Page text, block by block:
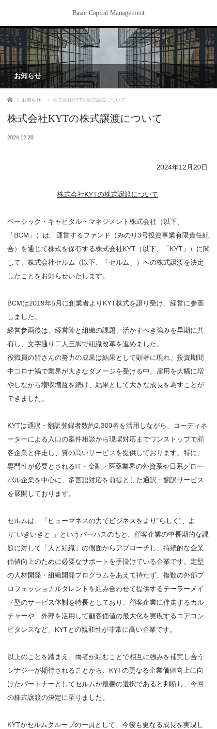
Basic Capital Management
お知らせ
ホーム お知らせ 株式会社KYTの株式譲渡について
株式会社KYTの株式譲渡について
2024.12.20
2024年12 月 20日
株式会社KYTの株式譲渡について
ベーシック・キャピタル・マネジメント株式会社（以下、
「BCM」）は、運営するファンド（みのり3号投資事業有限責任組
合）を通じて株式を保有する株式会社KYT （以下、「KYT 」）に関
して、株式会社セルム（以下、「セルム」）への株式譲渡を決定
したことをお知らせいたします。
BCMは2019年5月に創業者よりKYT株式を譲り受け、 経営に参画
しました。
経営参画後は、経営陣と組織の課題、活かすべき強みを早期に共
有し、文字通り二人三脚で組織改革を進めました。
役職員の皆さんの努力の成果は結果として顕著に現れ、投資期間
中コロナ禍で業界が大きなダメージを受ける中、雇用を大幅に増
やしながら増収増益を続け、結果として大きな成長を為すことが
できました。
KYTは通訳・翻訳登録者数約2,300名を活用しながら、
コーディネ
ーターによる入口の案件相談から現場対応までワンストップで顧
客企業と伴走し、質の高いサービスを提供しております。特に、
専門性が必要とされるIT・金融・医薬業界の外資系や日系グロー
バル企業を中心に、多言語対応を前提とした通訳・翻訳サービス
を展開しております。
セルムは、「ヒューマネスの力でビジネスをより”らしく”、よ
り”いきいきと”」というパーパスのもと、顧客企業の中長期的な課
題に対して「人と組織」の側面からアプローチし、持続的な企業
価値向上のために必要なサポートを手掛けている企業です。定型
の人材開発・組織開発プログラムをあえて持たず、複数の外部プ
ロフェッショナルタレントを組み合わせて提供するテーラーメイ
ド型のサービス体制を特長としており、顧客企業に伴走するカル
チャーや、外部を活用して顧客価値の最大化を実現するコアコン
ピタンスなど 、KYTとの親和性が非常に高い企業です。
以上のことを踏まえ、両者が組むことで相互に強みを補完し合う
シナジーが期待されることから、 KYTの更なる企業価値向上に向
けたパートナーとしてセルムが最善の選択であると判断し、今回
の株式譲渡の決定に至りました。
KYTがセルムグループの一員として、今後も更なる成長を実現し